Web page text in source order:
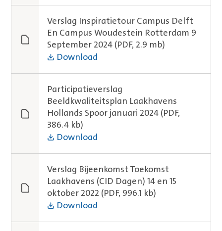
Verslag Inspiratietour Campus Delft
En Campus Woudestein Rotterdam 9
September 2024 (PDF, 2.9 mb)
Download
Participatieverslag
Beeldkwaliteitsplan Laakhavens
Hollands Spoor januari 2024 (PDF,
386.4 kb)
Download
Verslag Bijeenkomst Toekomst
Laakhavens (CID Dagen) 14 en 15
oktober 2022 (PDF, 996.1 kb)
Download